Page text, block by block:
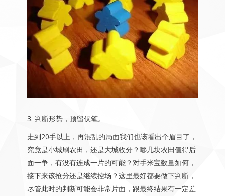
3. 判断形势，预留伏笔。
走到20手以上，再混乱的局面我们也该看出个眉目了，
究竟是小城刷农田，还是大城收分？哪几块农田值得后
面一争，有没有连成一片的可能？对手米宝数量如何，
接下来该抢分还是继续控场？这里最好都要做下判断，
尽管此时的判断可能会非常片面，跟最终结果有一定差